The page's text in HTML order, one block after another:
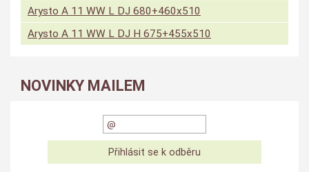
Arysto A 11 WW L DJ 680+460x510
Arysto A 11 WW L DJ H 675+455x510
NOVINKY MAILEM